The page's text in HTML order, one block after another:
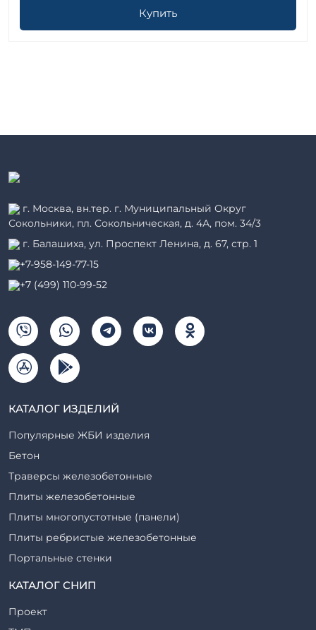
Купить
г. Москва, вн.тер. г. Муниципальный Округ
Сокольники, пл. Сокольническая, д. 4А, пом. 34/3
г. Балашиха, ул. Проспект Ленина, д. 67, стр. 1
+7-958-149-77-15
+7 (499) 110-99-52
КАТАЛОГ ИЗДЕЛИЙ
Популярные ЖБИ изделия
Бетон
Траверсы железобетонные
Плиты железобетонные
Плиты многопустотные (панели)
Плиты ребристые железобетонные
Портальные стенки
Прогоны железобетонные
Ригели железобетонные
КАТАЛОГ СНИП
Проект